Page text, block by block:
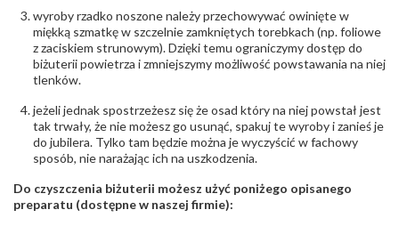
Szlif kamieni
Fasetowy okrągły
Masa kamieni
(łącznie)
ok. 1 ct.
INNE PARAMETRY
odpowiedzialny:
Suchan, ul. Kurczaba 3, 30-868 Kraków; NIP:
679-25-92-107; sklep@wec.com.pl
Bezpieczeństwo
- rodzaj
Nie nadaje się dla dzieci w wieku poniżej 3 lat
,Elementy w wyrobie wykonane z białego złota
wyroby rzadko noszone należy przechowywać owinięte w
miękką szmatkę w szczelnie zamkniętych torebkach (np. foliowe
z zaciskiem strunowym). Dzięki temu ograniczymy dostęp do
biżuterii powietrza i zmniejszymy możliwość powstawania na niej
tlenków.
jeżeli jednak spostrzeżesz się że osad który na niej powstał jest
tak trwały, że nie możesz go usunąć, spakuj te wyroby i zanieś je
do jubilera. Tylko tam będzie można je wyczyścić w fachowy
sposób, nie narażając ich na uszkodzenia.
Do czyszczenia biżuterii możesz użyć poniżego opisanego
preparatu (dostępne w naszej firmie):